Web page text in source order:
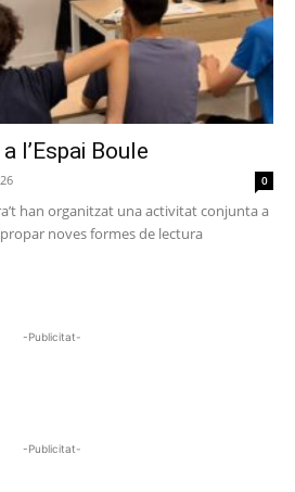
l’Espai Boule
0
han organitzat una activitat conjunta a
noves formes de lectura
-Publicitat-
-Publicitat-